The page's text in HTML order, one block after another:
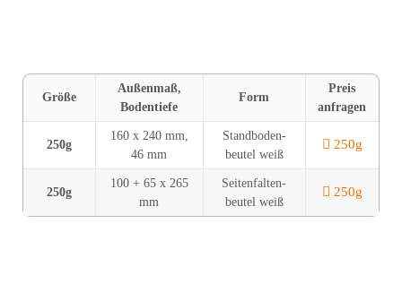
Größe
Außen­maß,
Boden­tiefe
Form
Preis
anfragen
250g
160 x 240 mm,
46 mm
Standboden­
beutel weiß
250g
250g
100 + 65 x 265
mm
Seitenfalten­
beutel weiß
250g